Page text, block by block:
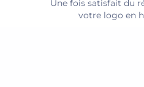
Une fois satisfait du
votre logo en